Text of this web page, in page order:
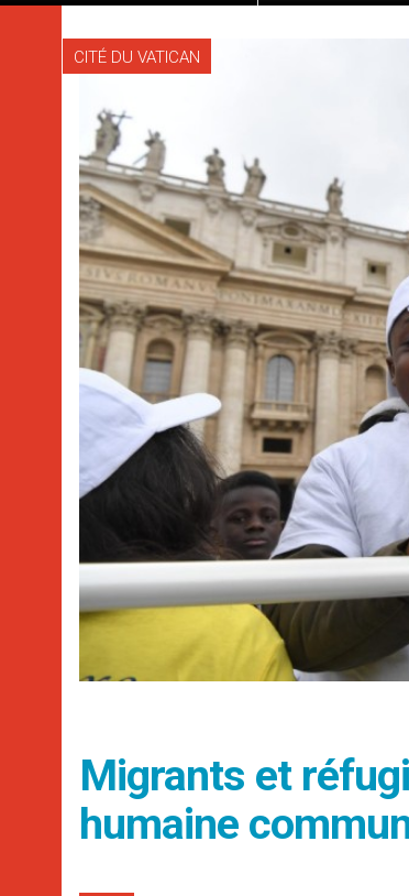
CITÉ DU VATICAN
Migrants et
humaine